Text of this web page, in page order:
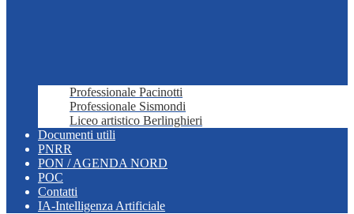
Professionale Pacinotti
Professionale Sismondi
Liceo artistico Berlinghieri
Documenti utili
PNRR
PON / AGENDA NORD
POC
Contatti
IA-Intelligenza Artificiale